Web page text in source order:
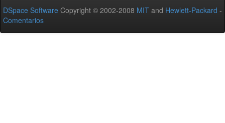
DSpace Software Copyright © 2002-2008 MIT and Hewlett-Packard -
Comentarios